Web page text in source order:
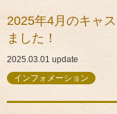
2025年4月のキャ
ました！
2025.03.01 update
インフォメーション